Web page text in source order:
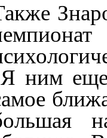
ним еще